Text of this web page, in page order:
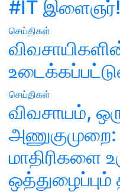
#IT இளைஞர்!
செய்திகள்
செய்திகள்
விவசாயம்,
அணுகுமுறை:
மாதிரிகளை